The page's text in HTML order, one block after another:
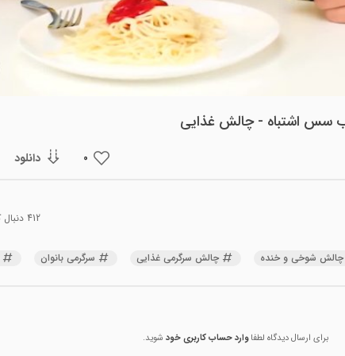
ویدیو
سس اشتباه - چالش غذایی
0 دانلود
412 دنبال کننده
چالش شوخی و خنده چالش سرگرمی غذایی سرگرمی بانوان
برای ارسال دیدگاه لطفاوارد حساب کاربری خود شوید.